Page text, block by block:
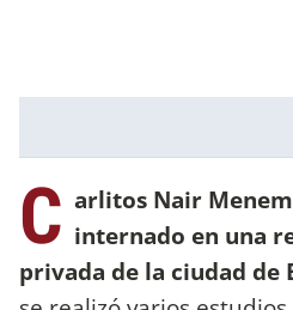
C arlitos Nair
internado en una
privada de la ciudad de